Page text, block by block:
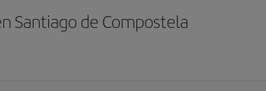
Santiago de Compostela